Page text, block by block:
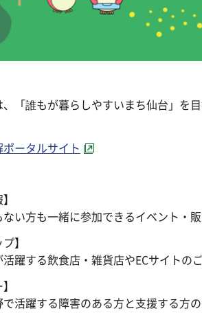
、「誰もが暮らしやすいまち仙台」を
ータルサイト
い方も一緒に参加できるイベント・
】
躍する飲食店・雑貨店やECサイトの
で活躍する障害のある方と支援する方